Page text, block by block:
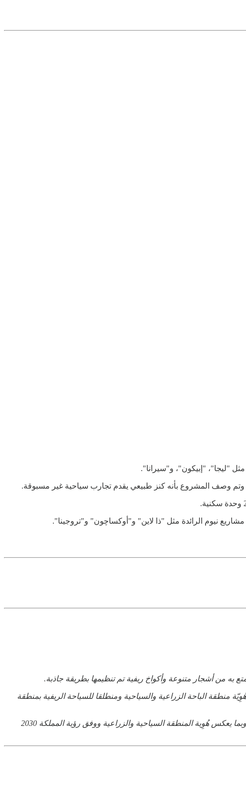
به من أشجار متنوعة وأكواخ ريفية تم تنظيمها بطريقة جاذبة.
منطقة الباحة الزراعية والسياحية ومنطلقا للسياحة الريفية بمنطقة
وحرص الكثير من الأهالي في منطقة الباحة على إعادة استصلاح مزارعهم وجعلها مواقع سياحية يقصدها الزوار من مختلف المناطق، وبما يعكس هُوِية المنطقة السياحية والزراعية ووفق رؤية المملكة 2030